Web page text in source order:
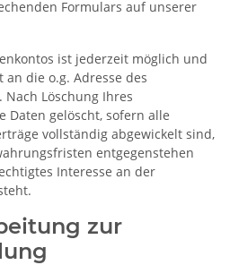
Formulars auf unserer
ist jederzeit möglich und
die o.g. Adresse des
Löschung Ihres
Daten gelöscht, sofern alle
vollständig abgewickelt sind,
entgegenstehen
Interesse an der
zur